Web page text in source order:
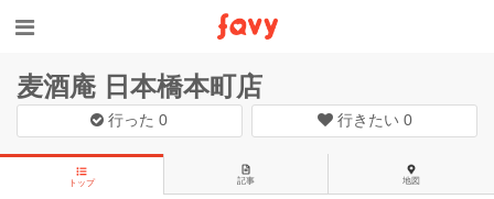
麦酒庵 日本橋本町店
行った0 行きたい 0
トップ 記事 地図